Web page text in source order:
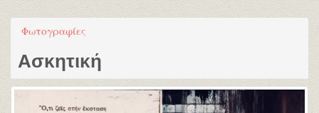
Φωτογραφίες
Ασκητική